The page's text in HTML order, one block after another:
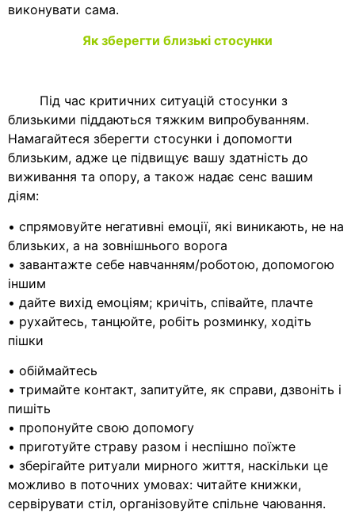
виконувати сама.
Як зберегти близькі стосунки
Під час критичних ситуацій стосунки з
близькими піддаються тяжким випробуванням.
Намагайтеся зберегти стосунки і допомогти
близьким, адже це підвищує вашу здатність до
виживання та опору, а також надає сенс вашим
діям:
• спрямовуйте негативні емоції, які виникають, не на
близьких, а на зовнішнього ворога
• завантажте себе навчанням/роботою, допомогою
іншим
• дайте вихід емоціям; кричіть, співайте, плачте
• рухайтесь, танцюйте, робіть розминку, ходіть
пішки
• обіймайтесь
• тримайте контакт, запитуйте, як справи, дзвоніть і
пишіть
• пропонуйте свою допомогу
• приготуйте страву разом і неспішно поїжте
• зберігайте ритуали мирного життя, наскільки це
можливо в поточних умовах: читайте книжки,
сервірувати стіл, організовуйте спільне чаювання.